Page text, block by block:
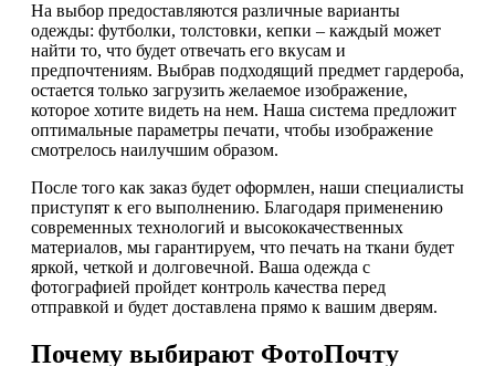
На выбор предоставляются различные варианты
одежды: футболки, толстовки, кепки – каждый может
найти то, что будет отвечать его вкусам и
предпочтениям. Выбрав подходящий предмет гардероба,
остается только загрузить желаемое изображение,
которое хотите видеть на нем. Наша система предложит
оптимальные параметры печати, чтобы изображение
смотрелось наилучшим образом.
После того как заказ будет оформлен, наши специалисты
приступят к его выполнению. Благодаря применению
современных технологий и высококачественных
материалов, мы гарантируем, что печать на ткани будет
яркой, четкой и долговечной. Ваша одежда с
фотографией пройдет контроль качества перед
отправкой и будет доставлена прямо к вашим дверям.
Почему выбирают ФотоПочту